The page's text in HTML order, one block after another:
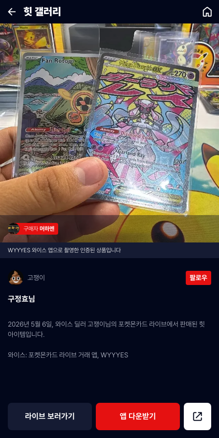
힛 갤러리
구매자 머하멘
WYYYES 와이스 앱으로 촬영한 인증된 상품입니다
고쟁이 팔로우
구정효님
2026년 5월 6일, 와이스 딜러 고쟁이님의 포켓몬카드 라이브에서 판매된 힛
아이템입니다.
와이스: 포켓몬카드 라이브 거래 앱, WYYYES
라이브 보러가기 앱 다운받기